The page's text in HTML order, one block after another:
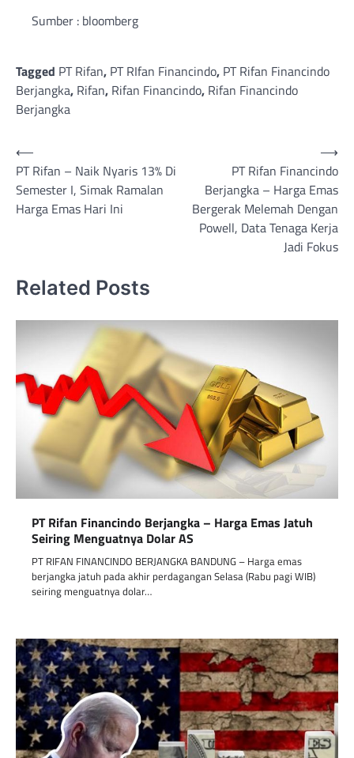
Sumber : bloomberg
Tagged PT Rifan, PT RIfan Financindo, PT Rifan Financindo
Berjangka, Rifan, Rifan Financindo, Rifan Financindo
Berjangka
Post
navigation
⟵
PT Rifan – Naik Nyaris 13% Di
Semester I, Simak Ramalan
Harga Emas Hari Ini
PT Rifan Financindo
Berjangka – Harga Emas
Bergerak Melemah Dengan
Powell, Data Tenaga Kerja
Jadi Fokus
⟶
Related Posts
PT Rifan Financindo Berjangka – Harga Emas Jatuh
Seiring Menguatnya Dolar AS
PT RIFAN FINANCINDO BERJANGKA BANDUNG – Harga emas
berjangka jatuh pada akhir perdagangan Selasa (Rabu pagi WIB)
seiring menguatnya dolar…